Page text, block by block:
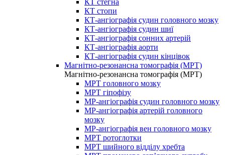
КТ стегна
КТ стопи
КТ-ангіографія судин головного мозку
КТ-ангіографія судин шиї
КТ-ангіографія сонних артерій
КТ-ангіографія аорти
КТ-ангіографія судин кінцівок
Магнітно-резонансна томографія (МРТ)
Магнітно-резонансна томографія (МРТ)
МРТ головного мозку
МРТ гіпофізу
МР-ангіографія судин головного мозку
МР-ангіографія артерій головного
мозку
МР-ангіографія вен головного мозку
МРТ ротоглотки
МРТ шийного відділу хребта